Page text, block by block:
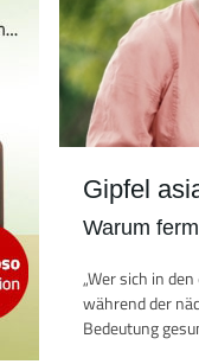
Gipfel
Warum
„Wer sich in
während der
Bedeutung